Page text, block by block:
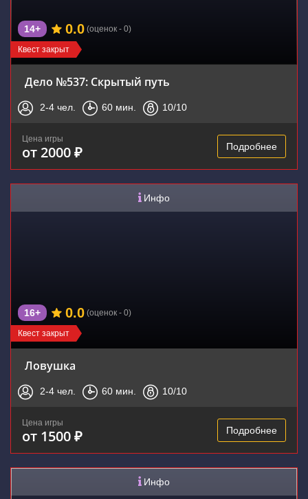
Квест закрыт
14+ 0.0 (оценок - 0)
Дело №537: Скрытый путь
2-4 чел. 60 мин. 10/10
Цена игры
от 2000 ₽ Подробнее
Инфо
Квест закрыт
16+ 0.0 (оценок - 0)
Ловушка
2-4 чел. 60 мин. 10/10
Цена игры
от 1500 ₽ Подробнее
Инфо